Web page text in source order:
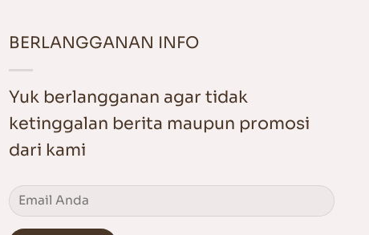
BERLANGGANAN INFO
Yuk berlangganan agar tidak
ketinggalan berita maupun promosi
dari kami